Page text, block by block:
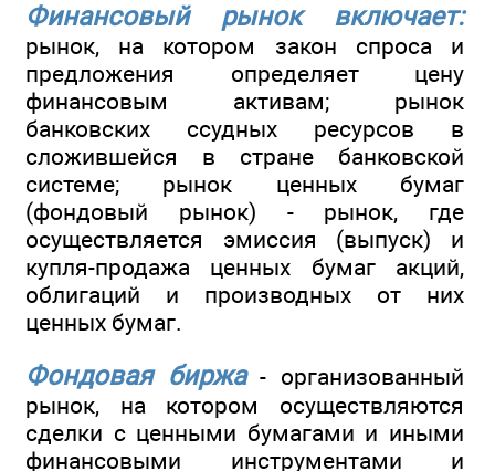
Финансовый рынок включает:
рынок, на котором закон спроса и
предложения определяет цену
финансовым активам; рынок
банковских ссудных ресурсов в
сложившейся в стране банковской
системе; рынок ценных бумаг
(фондовый рынок) - рынок, где
осуществляется эмиссия (выпуск) и
купля-продажа ценных бумаг акций,
облигаций и производных от них
ценных бумаг.
Фондовая биржа- организованный
рынок, на котором осуществляются
сделки с ценными бумагами и иными
финансовыми инструментами и